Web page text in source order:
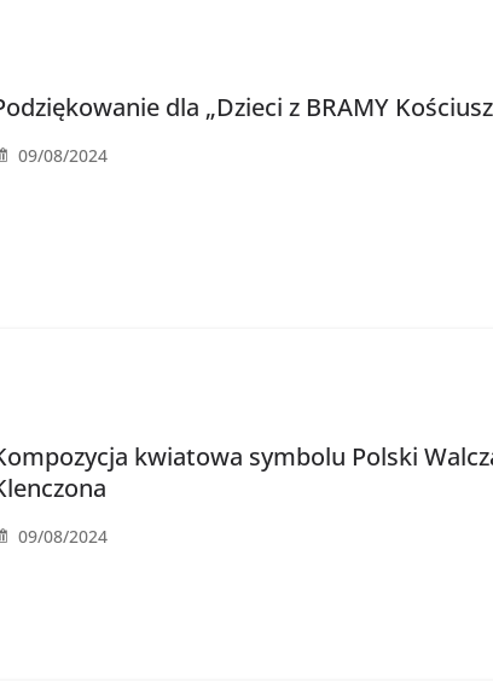
dla „Dzieci z BRAMY
09/08/2024
kwiatowa symbolu Polski
09/08/2024